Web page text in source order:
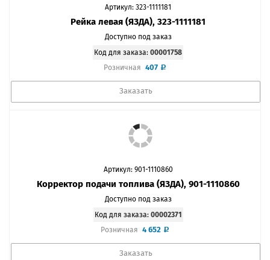
Артикул: 323-1111181
Рейка левая (ЯЗДА), 323-1111181
Доступно под заказ
Код для заказа: 00001758
Розничная 407
Заказать
Артикул: 901-1110860
Корректор подачи топлива (ЯЗДА), 901-1110860
Доступно под заказ
Код для заказа: 00002371
Розничная 4 652
Заказать